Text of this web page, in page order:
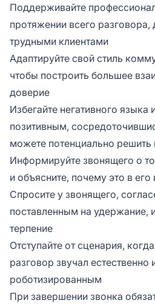
Поддерживайте
протяжении всего разговора,
трудными клиентами
Адаптируйте свой стиль
чтобы построить большее
доверие
Избегайте негативного языка
позитивным,
можете потенциально
Информируйте звонящего о
и объясните, почему это в его
Спросите у звонящего,
поставленным на удержание,
терпение
Отступайте от сценария,
разговор звучал естественно
роботизированным
При завершении звонка